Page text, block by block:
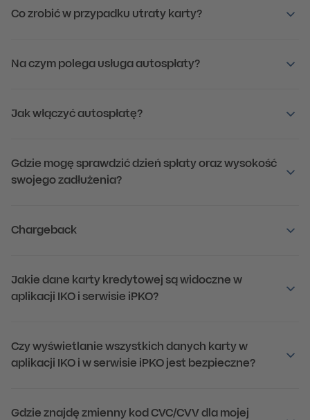
Co zrobić w przypadku utraty karty?
Na czym polega usługa autospłaty?
Jak włączyć autospłatę?
Gdzie mogę sprawdzić dzień spłaty oraz wysokość
swojego zadłużenia?
Chargeback
Jakie dane karty kredytowej są widoczne w
aplikacji IKO i serwisie iPKO?
Czy wyświetlanie wszystkich danych karty w
aplikacji IKO i w serwisie iPKO jest bezpieczne?
Gdzie znajdę zmienny kod CVC/CVV dla mojej